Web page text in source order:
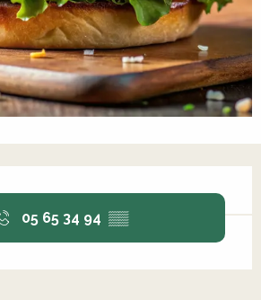
05 65 34 94 ▒▒